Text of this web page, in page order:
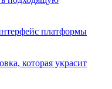
платформы
которая украсит